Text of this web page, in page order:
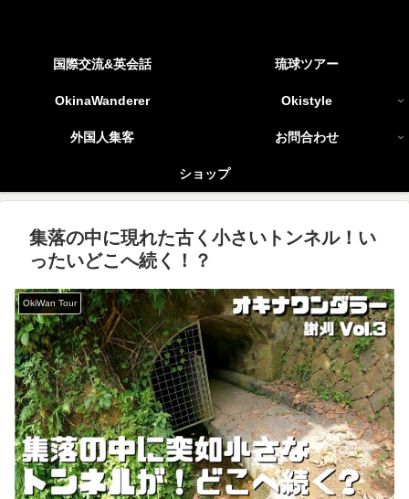
国際交流&英会話 琉球ツアー
OkinaWanderer Okistyle
外国人集客 お問合わせ
ショップ
集落の中に現れた古く小さいトンネル！い
ったいどこへ続く！？
OkiWan Tour